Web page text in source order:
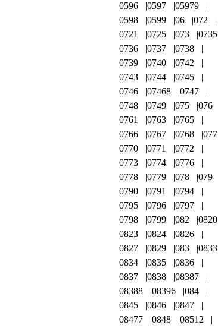
0596
0597
05979
0598
0599 06
072
0721
0725 073
0735
0736
0737
0738
0739
0740
0742
0743
0744
0745
0746
07468
0747
0748
0749 075
076
0761
0763
0765
0766
0767 0768
077
0770
0771
0772
0773
0774
0776
0778
0779 078
079
0790
0791
0794
0795
0796
0797
0798
0799 082
0820
0823
0824
0826
0827
0829 083
0833
0834
0835
0836
0837
0838
08387
08388
08396
084
0845
0846
0847
08477
0848
08512